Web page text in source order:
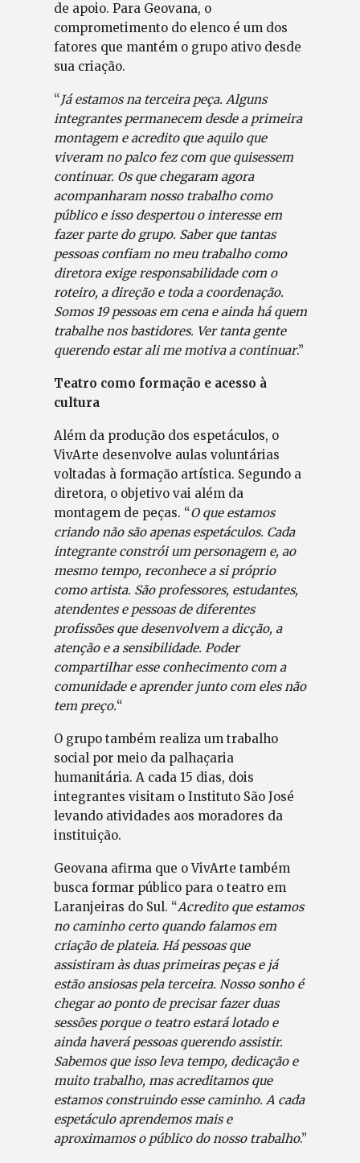
de apoio. Para Geovana, o
comprometimento do elenco é um dos
fatores que mantém o grupo ativo desde
sua criação.
“Já estamos na terceira peça. Alguns
integrantes permanecem desde a primeira
montagem e acredito que aquilo que
viveram no palco fez com que quisessem
continuar. Os que chegaram agora
acompanharam nosso trabalho como
público e isso despertou o interesse em
fazer parte do grupo. Saber que tantas
pessoas confiam no meu trabalho como
diretora exige responsabilidade com o
roteiro, a direção e toda a coordenação.
Somos 19 pessoas em cena e ainda há quem
trabalhe nos bastidores. Ver tanta gente
querendo estar ali me motiva a continuar.”
Teatro como formação e acesso à
cultura
Além da produção dos espetáculos, o
VivArte desenvolve aulas voluntárias
voltadas à formação artística. Segundo a
diretora, o objetivo vai além da
montagem de peças. “O que estamos
criando não são apenas espetáculos. Cada
integrante constrói um personagem e, ao
mesmo tempo, reconhece a si próprio
como artista. São professores, estudantes,
atendentes e pessoas de diferentes
profissões que desenvolvem a dicção, a
atenção e a sensibilidade. Poder
compartilhar esse conhecimento com a
comunidade e aprender junto com eles não
tem preço.“
O grupo também realiza um trabalho
social por meio da palhaçaria
humanitária. A cada 15 dias, dois
integrantes visitam o Instituto São José
levando atividades aos moradores da
instituição.
Geovana afirma que o VivArte também
busca formar público para o teatro em
Laranjeiras do Sul. “Acredito que estamos
no caminho certo quando falamos em
criação de plateia. Há pessoas que
assistiram às duas primeiras peças e já
estão ansiosas pela terceira. Nosso sonho é
chegar ao ponto de precisar fazer duas
sessões porque o teatro estará lotado e
ainda haverá pessoas querendo assistir.
Sabemos que isso leva tempo, dedicação e
muito trabalho, mas acreditamos que
estamos construindo esse caminho. A cada
espetáculo aprendemos mais e
aproximamos o público do nosso trabalho.”